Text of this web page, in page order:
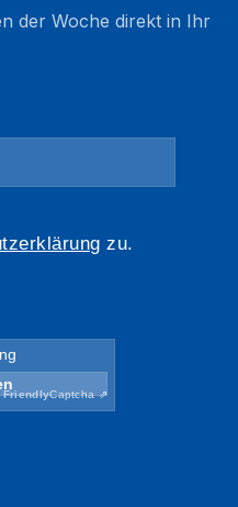
der Woche direkt in Ihr